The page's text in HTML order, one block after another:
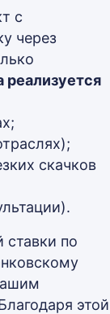
с
через
реализуется
скачков
по
этой